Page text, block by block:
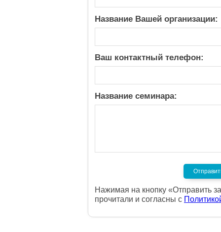
Название Вашей организации:
Ваш контактный телефон:
Название семинара:
Нажимая на кнопку «Отправить
прочитали и согласны с